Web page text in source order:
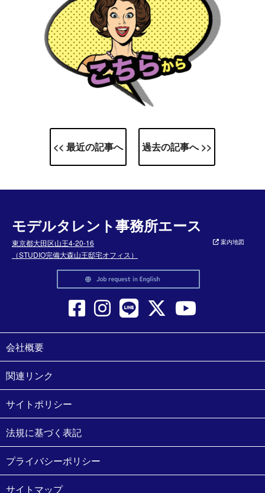
<< 最近の記事へ 過去の記事へ >>
モデルタレント事務所エース
東京都大田区山王4-20-16
（STUDIO完備大森山王邸宅オフィス）
案内地図
会社概要
関連リンク
サイトポリシー
法規に基づく表記
プライバシーポリシー
サイトマップ